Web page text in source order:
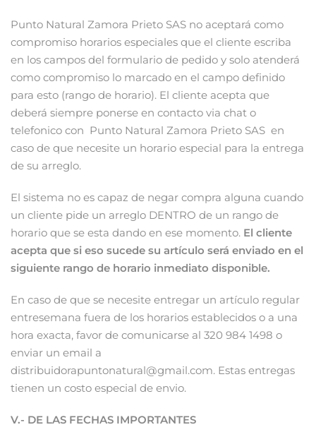
Punto Natural Zamora Prieto SAS no aceptará como
compromiso horarios especiales que el cliente escriba
en los campos del formulario de pedido y solo atenderá
como compromiso lo marcado en el campo definido
para esto (rango de horario). El cliente acepta que
deberá siempre ponerse en contacto via chat o
telefonico con Punto Natural Zamora Prieto SAS en
caso de que necesite un horario especial para la entrega
de su arreglo.
El sistema no es capaz de negar compra alguna cuando
un cliente pide un arreglo DENTRO de un rango de
horario que se esta dando en ese momento. El cliente
acepta que si eso sucede su artículo será enviado en el
siguiente rango de horario inmediato disponible.
En caso de que se necesite entregar un artículo regular
entresemana fuera de los horarios establecidos o a una
hora exacta, favor de comunicarse al 320 984 1498 o
enviar un email a
distribuidorapuntonatural@gmail.com. Estas entregas
tienen un costo especial de envio.
V.- DE LAS FECHAS IMPORTANTES